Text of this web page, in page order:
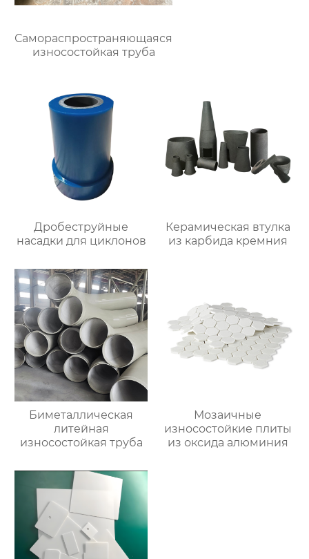
Самораспространяющаяся
износостойкая труба
Дробеструйные
насадки для циклонов
Керамическая втулка
из карбида кремния
Биметаллическая
литейная
износостойкая труба
Мозаичные
износостойкие плиты
из оксида алюминия